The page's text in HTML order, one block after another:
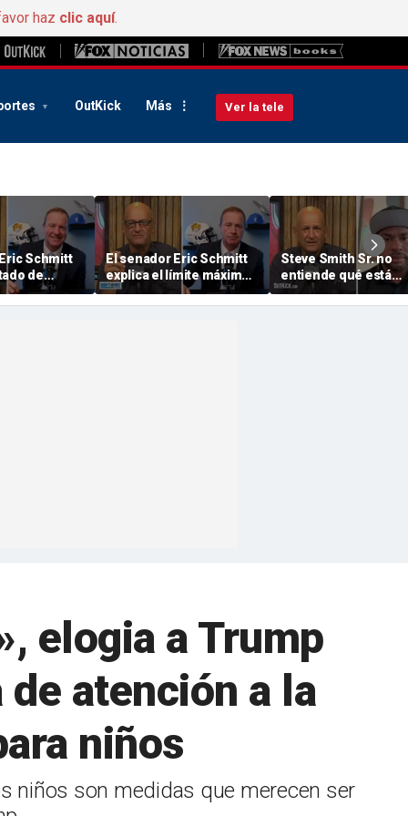
haz clic aquí.
OutKick Más Ver la tele
Schmitt
de
apoyo de la
El senador Eric Schmitt
explica el límite máximo
de la Ley de Protección
del Deporte Universitario
Steve Smith Sr. no
entiende qué está
pasando con
Aiyuk | No me
elogia a Trump
atención a la
niños
niños son medidas que merecen ser